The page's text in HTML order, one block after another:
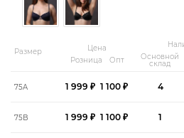
Размер
Цена
Розница
Опт
Основной
склад
75A 1 999 ₽ 1 100 ₽ 4
75B 1 999 ₽ 1 100 ₽ 1